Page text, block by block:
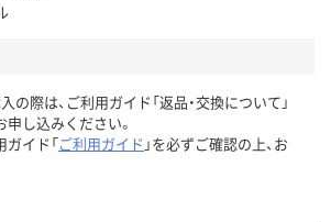
の際は、ご利用ガイド「返品・交換について」
申し込みください。
ガイド「ご利用ガイド 」を必ずご確認の上、お